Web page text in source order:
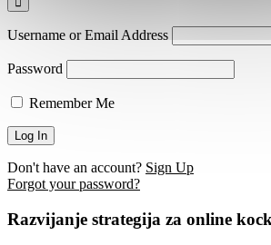
Username or Email Address
Password
Remember Me
Don't have an account? Sign Up
Forgot your password?
Razvijanje strategija za online